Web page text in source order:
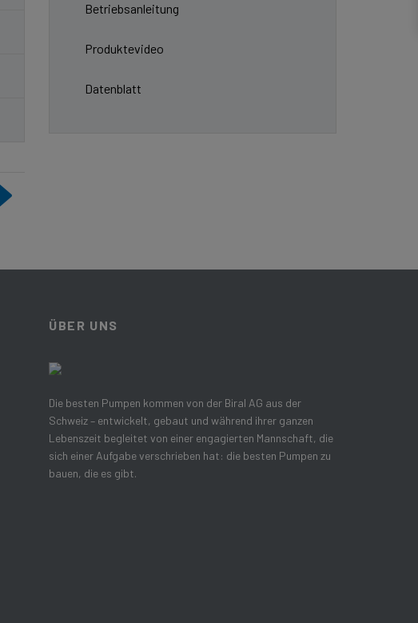
Betriebsanleitung
Produktevideo
Datenblatt
ÜBER UNS
Die besten Pumpen kommen von der Biral AG aus der
Schweiz – entwickelt, gebaut und während ihrer ganzen
Lebenszeit begleitet von einer engagierten Mannschaft, die
sich einer Aufgabe verschrieben hat: die besten Pumpen zu
bauen, die es gibt.